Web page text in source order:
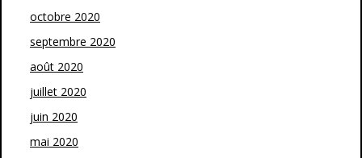
octobre 2020
septembre 2020
août 2020
juillet 2020
juin 2020
mai 2020